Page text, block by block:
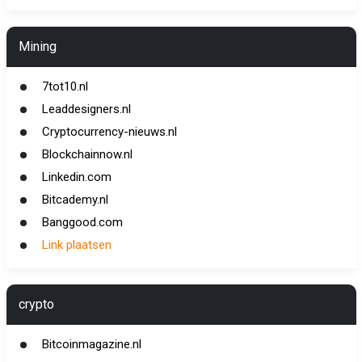
Mining
7tot10.nl
Leaddesigners.nl
Cryptocurrency-nieuws.nl
Blockchainnow.nl
Linkedin.com
Bitcademy.nl
Banggood.com
Link plaatsen
crypto
Bitcoinmagazine.nl